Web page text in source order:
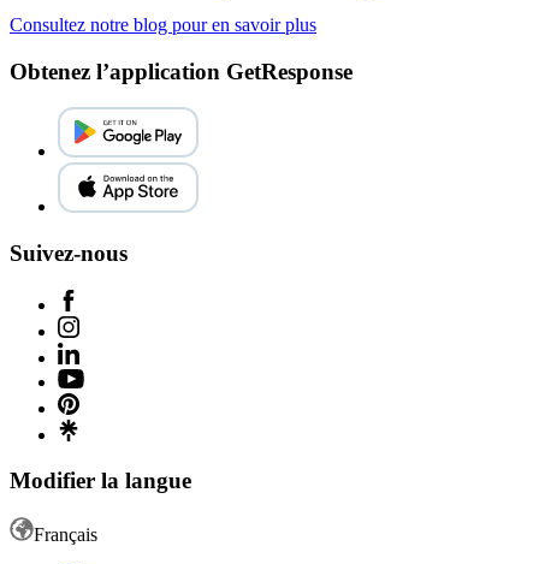
Consultez notre blog pour en savoir plus
Obtenez l’application GetResponse
Suivez-nous
Modifier la langue
Français